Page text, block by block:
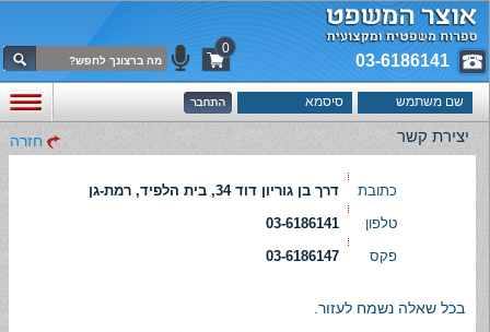
03-6186141
0
יצירת קשר חזרה
כתובת
דרך בן גוריון דוד 34, בית הלפיד, רמת-גן
טלפון
03-6186141
פקס
03-6186147
בכל שאלה נשמח לעזור.